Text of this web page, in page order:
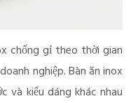
chống gỉ theo thời gian
nghiệp. Bàn ăn inox
và kiểu dáng khác nhau